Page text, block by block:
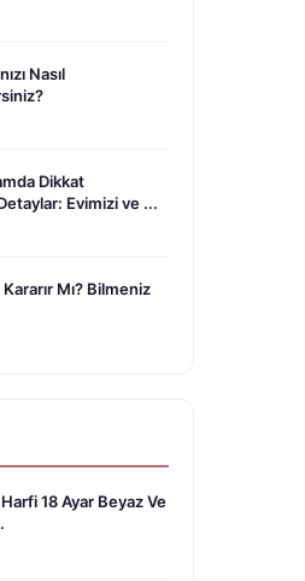
Nasıl
Dikkat
Evimizi ve ...
Mı? Bilmeniz
18 Ayar Beyaz Ve